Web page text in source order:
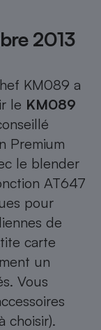
2013
KM089 a
le KM089
Premium
le blender
AT647
pour
de
carte
un
Vous
choisir).